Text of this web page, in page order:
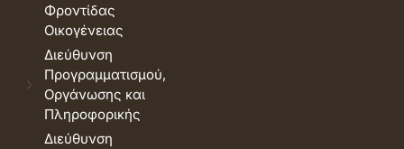
Φροντίδας
Οικογένειας
Διεύθυνση
Προγραμματισμού,
Οργάνωσης και
Πληροφορικής
Διεύθυνση